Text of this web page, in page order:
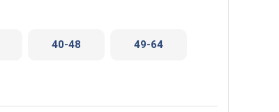
40-48 49-64